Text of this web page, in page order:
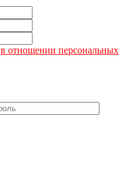
в отношении персональных